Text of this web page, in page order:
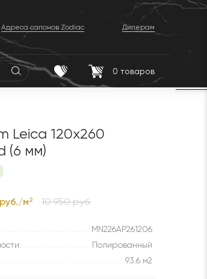
Адреса салонов Zodiac Дилерам
0 товаров
Leica 120x260
(6 мм)
руб./м2 10 950 руб.
MN226AP261206
Полированный
93.6 м2